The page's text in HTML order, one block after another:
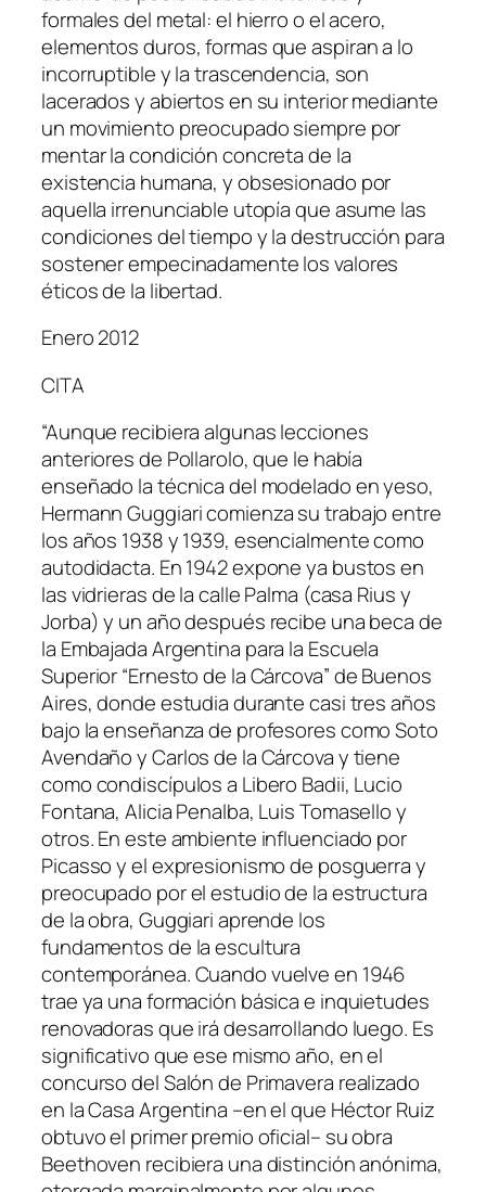
formales del metal: el hierro o el acero,
elementos duros, formas que aspiran a lo
incorruptible y la trascendencia, son
lacerados y abiertos en su interior mediante
un movimiento preocupado siempre por
mentar la condición concreta de la
existencia humana, y obsesionado por
aquella irrenunciable utopía que asume las
condiciones del tiempo y la destrucción para
sostener empecinadamente los valores
éticos de la libertad.
Enero 2012
CITA
“Aunque recibiera algunas lecciones
anteriores de Pollarolo, que le había
enseñado la técnica del modelado en yeso,
Hermann Guggiari comienza su trabajo entre
los años 1938 y 1939, esencialmente como
autodidacta. En 1942 expone ya bustos en
las vidrieras de la calle Palma (casa Rius y
Jorba) y un año después recibe una beca de
la Embajada Argentina para la Escuela
Superior “Ernesto de la Cárcova” de Buenos
Aires, donde estudia durante casi tres años
bajo la enseñanza de profesores como Soto
Avendaño y Carlos de la Cárcova y tiene
como condiscípulos a Libero Badii, Lucio
Fontana, Alicia Penalba, Luis Tomasello y
otros. En este ambiente influenciado por
Picasso y el expresionismo de posguerra y
preocupado por el estudio de la estructura
de la obra, Guggiari aprende los
fundamentos de la escultura
contemporánea. Cuando vuelve en 1946
trae ya una formación básica e inquietudes
renovadoras que irá desarrollando luego. Es
significativo que ese mismo año, en el
concurso del Salón de Primavera realizado
en la Casa Argentina –en el que Héctor Ruiz
obtuvo el primer premio oficial– su obra
Beethoven recibiera una distinción anónima,